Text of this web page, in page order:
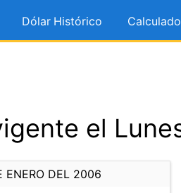
Dólar Histórico
el
ENERO DEL 2006